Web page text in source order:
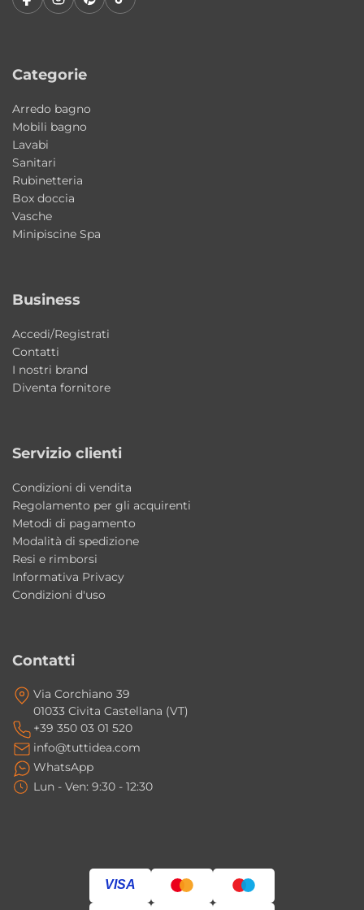
Categorie
Arredo bagno
Mobili bagno
Lavabi
Sanitari
Rubinetteria
Box doccia
Vasche
Minipiscine Spa
Business
Accedi/Registrati
Contatti
I nostri brand
Diventa fornitore
Servizio clienti
Condizioni di vendita
Regolamento per gli acquirenti
Metodi di pagamento
Modalità di spedizione
Resi e rimborsi
Informativa Privacy
Condizioni d'uso
Contatti
Via Corchiano 39
01033 Civita Castellana (VT)
+39 350 03 01 520
info@tuttidea.com
WhatsApp
Lun - Ven: 9:30 - 12:30
VISA